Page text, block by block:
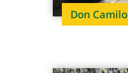
Don Camilo